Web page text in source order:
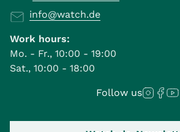
info@watch.de
Work hours:
Mo. - Fr., 10:00 - 19:00
Sat., 10:00 - 18:00
Follow us